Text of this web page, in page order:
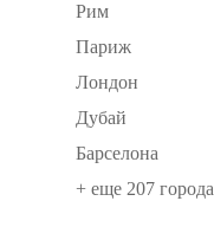
Рим
Париж
Лондон
Дубай
Барселона
+ еще 207 города